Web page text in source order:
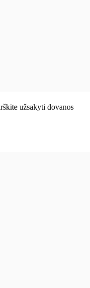
užsakyti dovanos